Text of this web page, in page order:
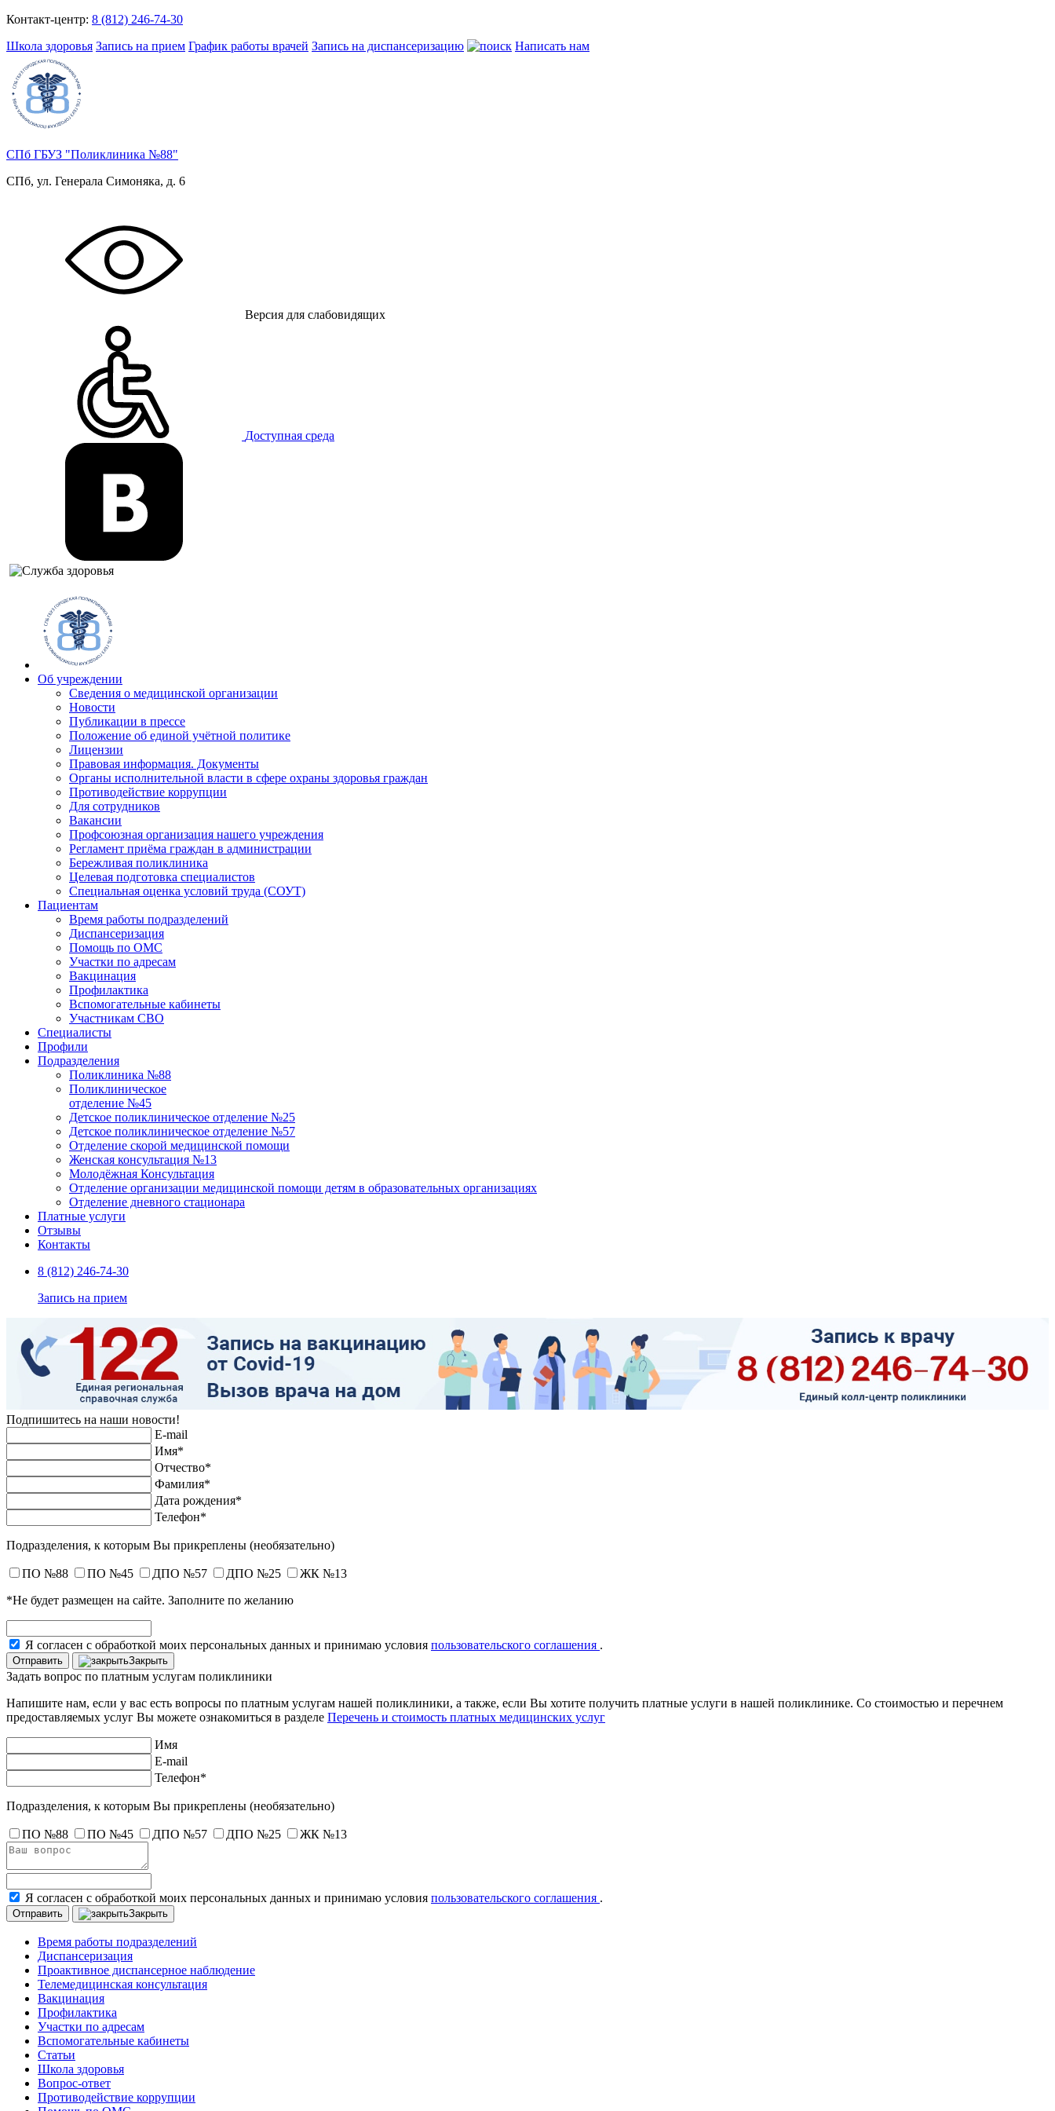
Контакт-центр: 8 (812) 246-74-30
Школа здоровья Запись на прием График работы врачей Запись на диспансеризацию Написать нам
СПб ГБУЗ "Поликлиника №88"
СПб, ул. Генерала Симоняка, д. 6
Версия для слабовидящих
Доступная среда
Об учреждении
Сведения о медицинской организации
Новости
Публикации в прессе
Положение об единой учётной политике
Лицензии
Правовая информация. Документы
Органы исполнительной власти в сфере охраны здоровья граждан
Противодействие коррупции
Для сотрудников
Вакансии
Профсоюзная организация нашего учреждения
Регламент приёма граждан в администрации
Бережливая поликлиника
Целевая подготовка специалистов
Специальная оценка условий труда (СОУТ)
Пациентам
Время работы подразделений
Диспансеризация
Помощь по ОМС
Участки по адресам
Вакцинация
Профилактика
Вспомогательные кабинеты
Участникам СВО
Специалисты
Профили
Подразделения
Поликлиника №88
Поликлиническое
отделение №45
Детское поликлиническое отделение №25
Детское поликлиническое отделение №57
Отделение скорой медицинской помощи
Женская консультация №13
Молодёжная Консультация
Отделение организации медицинской помощи детям в образовательных организациях
Отделение дневного стационара
Платные услуги
Отзывы
Контакты
8 (812) 246-74-30
Запись на прием
Подпишитесь на наши новости!
E-mail
Имя*
Отчество*
Фамилия*
Дата рождения*
Телефон*
Подразделения, к которым Вы прикреплены (необязательно)
ПО №88 ПО №45 ДПО №57 ДПО №25
ЖК №13
*Не будет размещен на сайте. Заполните по желанию
Я согласен с обработкой моих персональных данных и принимаю условия пользовательского соглашения .
Закрыть
Задать вопрос по платным услугам поликлиники
Напишите нам, если у вас есть вопросы по платным услугам нашей поликлиники, а также, если Вы хотите получить платные услуги в нашей поликлинике. Со стоимостью и перечнем
предоставляемых услуг Вы можете ознакомиться в разделе Перечень и стоимость платных медицинских услуг
Имя
E-mail
Телефон*
Подразделения, к которым Вы прикреплены (необязательно)
ПО №88 ПО №45 ДПО №57 ДПО №25 ЖК №13
Я согласен с обработкой моих персональных данных и принимаю условия пользовательского соглашения .
Закрыть
Время работы подразделений
Диспансеризация
Проактивное диспансерное наблюдение
Телемедицинская консультация
Вакцинация
Профилактика
Участки по адресам
Вспомогательные кабинеты
Статьи
Школа здоровья
Вопрос-ответ
Противодействие коррупции